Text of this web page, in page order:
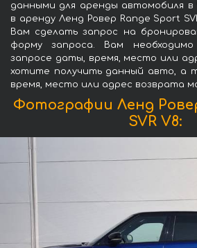
данными для аренды автомобиля
в аренду Ленд Ровер Range Sport
Вам сделать запрос на
форму запроса. Вам
запросе даты, время, место или
хотите получить данный авто, а
время, место или адрес возврата
Фотографии Ленд
SVR V8: